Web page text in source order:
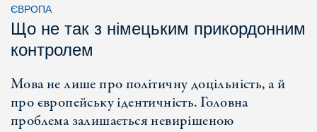
ЄВРОПА
Що не так з німецьким прикордонним
контролем
Мова не лише про політичну доцільність, а й
про європейську ідентичність. Головна
проблема залишається невирішеною